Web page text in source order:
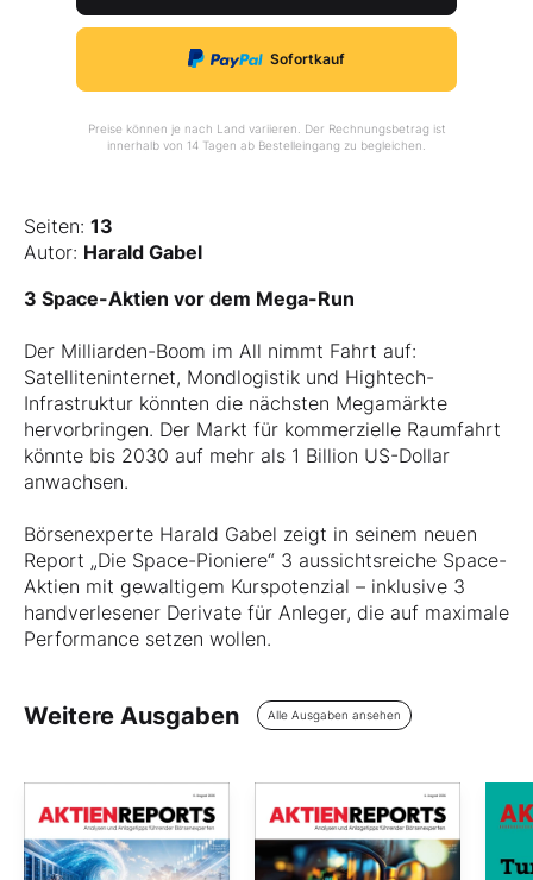
Sofortkauf
Preise können je nach Land variieren. Der Rechnungsbetrag ist
innerhalb von 14 Tagen ab Bestelleingang zu begleichen.
Seiten: 13
Autor: Harald Gabel
3 Space-Aktien vor dem Mega-Run
Der Milliarden-Boom im All nimmt Fahrt auf:
Satelliteninternet, Mondlogistik und Hightech-
Infrastruktur könnten die nächsten Megamärkte
hervorbringen. Der Markt für kommerzielle Raumfahrt
könnte bis 2030 auf mehr als 1 Billion US-Dollar
anwachsen.
Börsenexperte Harald Gabel zeigt in seinem neuen
Report „Die Space-Pioniere“ 3 aussichtsreiche Space-
Aktien mit gewaltigem Kurspotenzial – inklusive 3
handverlesener Derivate für Anleger, die auf maximale
Performance setzen wollen.
Weitere Ausgaben Alle Ausgaben ansehen